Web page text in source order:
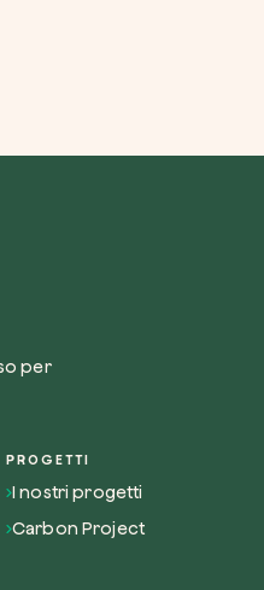
per
PROGETTI
I nostri progetti
Carbon Project